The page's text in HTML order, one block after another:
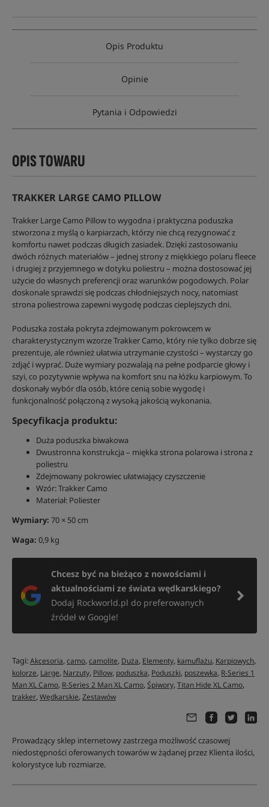
Opis Produktu
Opinie
Pytania i Odpowiedzi
OPIS TOWARU
TRAKKER LARGE CAMO PILLOW
Trakker Large Camo Pillow to wygodna i praktyczna poduszka
stworzona z myślą o karpiarzach, którzy nie chcą rezygnować z
komfortu nawet podczas długich zasiadek. Dzięki zastosowaniu
dwóch różnych materiałów – jednej strony z miękkiego polaru fleece
i drugiej z przyjemnego w dotyku poliestru – można dostosować jej
użycie do własnych preferencji oraz warunków pogodowych. Polar
doskonale sprawdzi się podczas chłodniejszych nocy, natomiast
strona poliestrowa zapewni wygodę podczas cieplejszych dni.
Poduszka została pokryta zdejmowanym pokrowcem w
charakterystycznym wzorze Trakker Camo, który nie tylko dobrze się
prezentuje, ale również ułatwia utrzymanie czystości – wystarczy go
zdjąć i wyprać. Duże wymiary pozwalają na pełne podparcie głowy i
szyi, co pozytywnie wpływa na komfort snu na łóżku karpiowym. To
doskonały wybór dla osób, które cenią sobie wygodę i
funkcjonalność połączoną z wysoką jakością wykonania.
Specyfikacja produktu:
Duża poduszka biwakowa
Dwustronna konstrukcja – miękka strona polarowa i strona z
poliestru
Zdejmowany pokrowiec ułatwiający czyszczenie
Wzór: Trakker Camo
Materiał: Poliester
Wymiary: 70 × 50 cm
Waga: 0,9 kg
Chcesz być na bieżąco z nowościami i
aktualnościami ze świata wędkarskiego?
Dodaj Rockworld.pl do preferowanych
źródeł w Google!
Tagi:Akcesoria,camo,camolite, Duża, Elementy, kamuflażu, Karpiowych,
kolorze, Large, Narzuty, Pillow, poduszka, Poduszki, poszewka, R-Series 1
Man XL Camo, R-Series 2 Man XL Camo,Śpiwory,Titan Hide XL Camo,
trakker,Wędkarskie,Zestawów
Prowadzący sklep internetowy zastrzega możliwość czasowej
niedostępności oferowanych towarów w żądanej przez Klienta ilości,
kolorystyce lub rozmiarze.